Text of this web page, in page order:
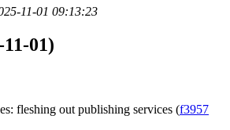
11-01 09:13:23
01)
fleshing out publishing services (f3957